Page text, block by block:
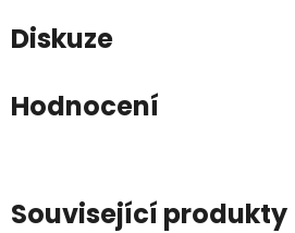
Diskuze
Hodnocení
Související produkty